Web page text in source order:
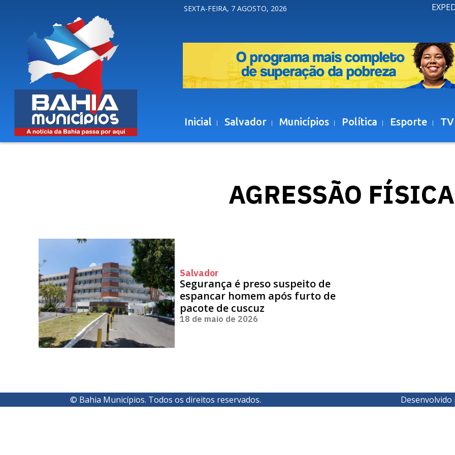
SEXTA-FEIRA, 7 AGOSTO, 2026
Inicial Salvador Municípios Política Esporte
AGRESSÃO FÍSICA
Salvador
Segurança é preso suspeito de
espancar homem após furto de
pacote de cuscuz
18 de maio de 2026
© Bahia Municípios. Todos os direitos reservados. Desenvolvido